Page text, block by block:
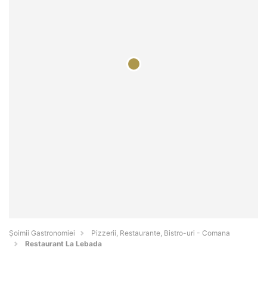
Șoimii Gastronomiei
Pizzerii, Restaurante, Bistro-uri - Comana
Restaurant La Lebada